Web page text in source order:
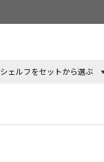
シェルフをセットから選ぶ